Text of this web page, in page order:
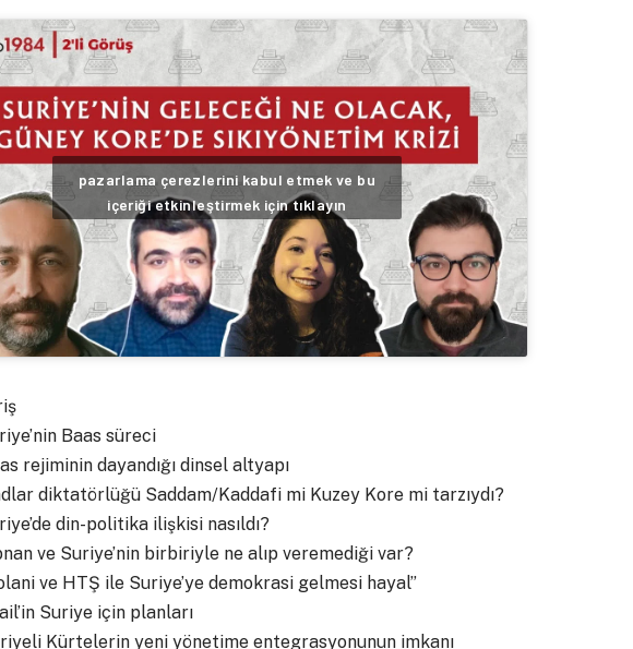
pazarlama çerezlerini kabul etmek ve bu
içeriği etkinleştirmek için tıklayın
Baas süreci
rejiminin dayandığı dinsel altyapı
diktatörlüğü Saddam/Kaddafi mi Kuzey Kore mi tarzıydı?
din-politika ilişkisi nasıldı?
ve Suriye’nin birbiriyle ne alıp veremediği var?
ve HTŞ ile Suriye’ye demokrasi gelmesi hayal”
Suriye için planları
Kürtelerin yeni yönetime entegrasyonunun imkanı